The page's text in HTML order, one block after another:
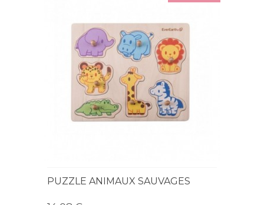
PUZZLE ANIMAUX SAUVAGES